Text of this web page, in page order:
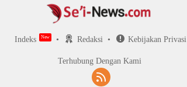
Indeks Redaksi Kebijakan Privasi
Terhubung Dengan Kami